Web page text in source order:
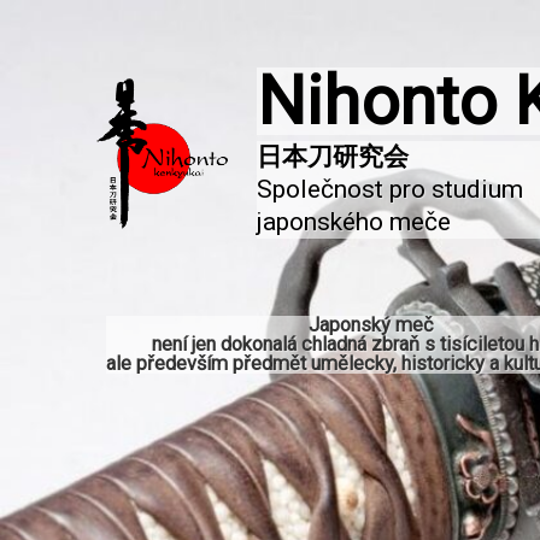
Nihonto
Společnost pro studium
japonského meče
Japonský meč
není jen dokonalá chladná zbraň s tisíciletou
ale především předmět umělecky, historicky a